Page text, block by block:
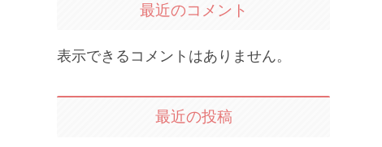
最近のコメント
表示できるコメントはありません。
最近の投稿